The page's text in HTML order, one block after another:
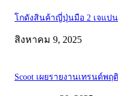
โกดังสินค้าญี่ปุ่นมือ 2 เจแป
สิงหาคม 9, 2025
Scoot เผยรายงานเทรนด์พฤ